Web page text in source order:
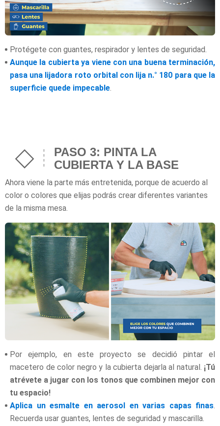
Protégete con guantes, respirador y lentes de seguridad.
Aunque la cubierta ya viene con una buena terminación,
pasa una lijadora roto orbital con lija n.° 180 para que la
superficie quede impecable.
PASO 3: PINTA LA
CUBIERTA Y LA BASE
Ahora viene la parte más entretenida, porque de acuerdo al
color o colores que elijas podrás crear diferentes variantes
de la misma mesa.
Por ejemplo, en este proyecto se decidió pintar el
macetero de color negro y la cubierta dejarla al natural. ¡Tú
atrévete a jugar con los tonos que combinen mejor con
tu espacio!
Aplica un esmalte en aerosol en varias capas finas
Recuerda usar guantes, lentes de seguridad y mascarilla.